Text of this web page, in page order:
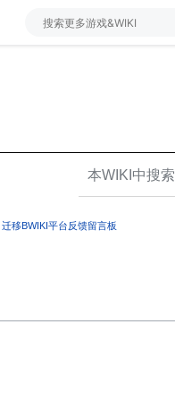
迁移BWIKI平台反馈留言板